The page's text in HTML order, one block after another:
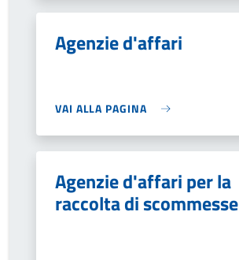
Agenzie d'affari
VAI ALLA PAGINA
Agenzie d'affari per la
raccolta di scommesse